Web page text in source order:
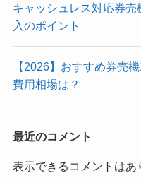
キャッシュレス対応券
入のポイント
【2026】おすすめ券売
費用相場は？
最近のコメント
表示できるコメントはあ